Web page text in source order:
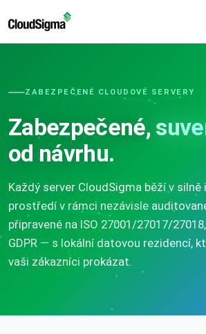
ZABEZPEČENÉ CLOUDOVÉ SERVERY
Zabezpečené,
od návrhu.
Každý server CloudSigma běží v silně
prostředí v rámci nezávisle
připravené na ISO 27001/27017/
GDPR — s lokální datovou rezidencí,
vaši zákazníci prokázat.